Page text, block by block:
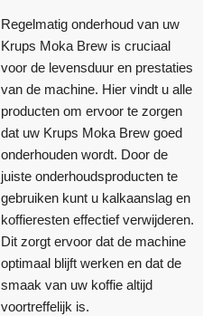
Regelmatig onderhoud van uw
Krups Moka Brew is cruciaal
voor de levensduur en prestaties
van de machine. Hier vindt u alle
producten om ervoor te zorgen
dat uw Krups Moka Brew goed
onderhouden wordt. Door de
juiste onderhoudsproducten te
gebruiken kunt u kalkaanslag en
koffieresten effectief verwijderen.
Dit zorgt ervoor dat de machine
optimaal blijft werken en dat de
smaak van uw koffie altijd
voortreffelijk is.